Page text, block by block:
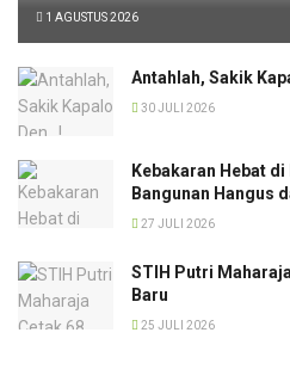
1 AGUSTUS 2026
Antahlah, Sakik
30 JULI 2026
Kebakaran Hebat
Bangunan Hangus
27 JULI 2026
STIH Putri
Baru
25 JULI 2026